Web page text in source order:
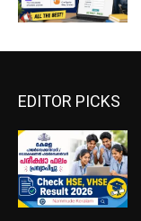
EDITOR PICKS